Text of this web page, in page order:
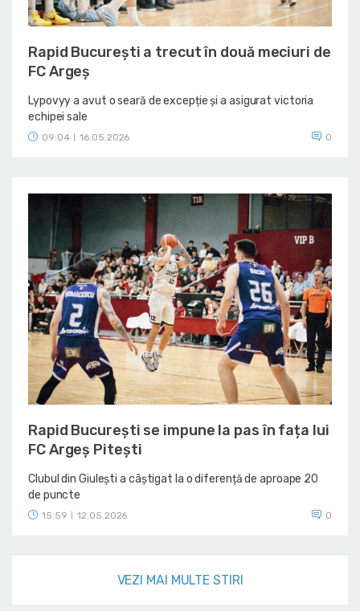
Rapid București a trecut în două meciuri de
FC Argeș
Lypovyy a avut o seară de excepție și a asigurat victoria
echipei sale
09:04 16.05.2026 0
Rapid București se impune la pas în fața lui
FC Argeș Pitești
Clubul din Giulești a câștigat la o diferență de aproape 20
de puncte
15:59 12.05.2026 0
VEZI MAI MULTE STIRI